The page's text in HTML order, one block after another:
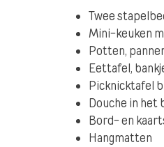
Twee
Mini-keuken
Potten,
Eettafel,
Picknicktafel
Douche in het
Bord- en
Hangmatten